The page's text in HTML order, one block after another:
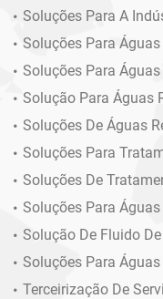
Soluções Para A
Soluções Para
Soluções Para
Solução Para Águas
Soluções De Águas
Soluções Para
Soluções De
Soluções Para
Solução De Fluido
Soluções Para
Terceirização De